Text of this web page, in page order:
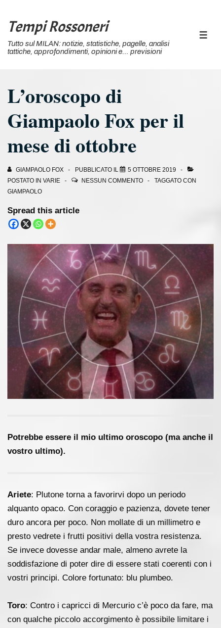
Vai
contenuto
Tempi Rossoneri
Tutto sul MILAN: notizie, statistiche, pagelle, analisi
tattiche, approfondimenti, opinioni e… previsioni
L’oroscopo di
Giampaolo Fox per il
mese di ottobre
GIAMPAOLO FOX PUBBLICATO IL
5 OTTOBRE 2019
POSTATO IN VARIE NESSUN COMMENTO
TAGGATO CON
GIAMPAOLO
Spread this article
Potrebbe essere il mio ultimo oroscopo (ma anche il
vostro ultimo).
Ariete: Plutone torna a favorirvi dopo un periodo
alquanto opaco. Con coraggio e pazienza, dovete tener
duro ancora per poco. Non mollate di un millimetro e
presto vedrete i frutti positivi della vostra resistenza.
Se invece dovesse andar male, almeno avrete la
soddisfazione di poter dire di essere stati coerenti con i
vostri principi. Colore fortunato: blu plumbeo.
Toro: Contro i capricci di Mercurio c’è poco da fare, ma
con qualche piccolo accorgimento è possibile limitare i